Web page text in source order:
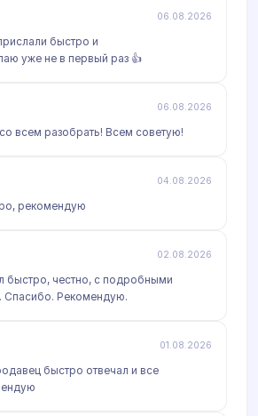
06.08.2026
быстро и
уже не в первый раз 👍
06.08.2026
всем разобрать! Всем советую!
04.08.2026
рекомендую
02.08.2026
быстро, честно, с подробными
Спасибо. Рекомендую.
01.08.2026
быстро отвечал и все